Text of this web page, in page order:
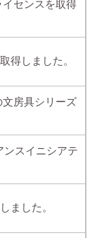
センスを取得
得しました。
房具シリーズ
ンスイニシアテ
ました。